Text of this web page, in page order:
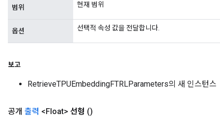
범위 현재 범위
옵션 선택적 속성 값을 전달합니다.
보고
RetrieveTPUEmbeddingFTRLParameters의 새 인스턴스
공개 출력 <Float> 선형 ()